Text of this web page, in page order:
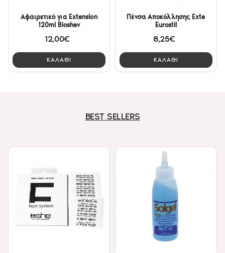
Αφαιρετικό για Extension
120ml Bioshev
12,00€
ΚΑΛΑΘΙ
Πένσα Αποκόλλησης Exte
Eurostil
8,25€
ΚΑΛΑΘΙ
BEST SELLERS